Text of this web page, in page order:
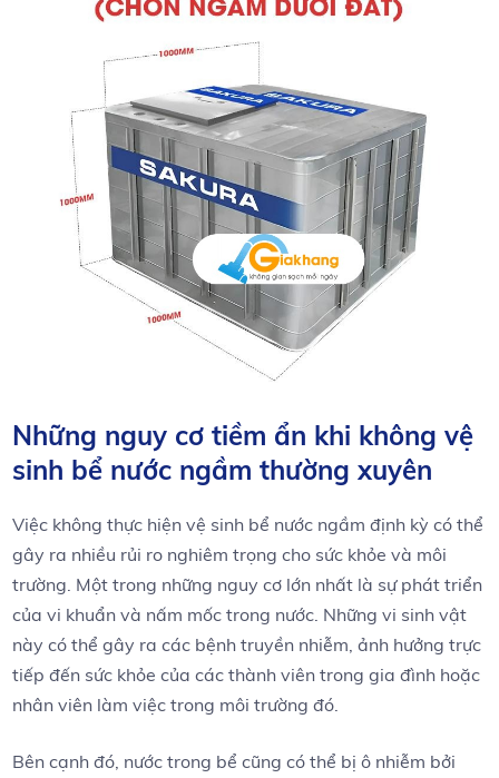
Những nguy cơ tiềm ẩn khi không vệ
sinh bể nước ngầm thường xuyên
Việc không thực hiện vệ sinh bể nước ⁢ngầm định kỳ có thể
gây ra nhiều⁢ rủi ro nghiêm trọng cho sức khỏe‍ và ⁢môi
⁤trường. Một trong những nguy cơ lớn nhất là⁢ sự phát triển
của vi khuẩn và nấm mốc trong​ nước. ​Những⁤ vi sinh vật
này có thể gây ra các bệnh truyền nhiễm, ảnh hưởng trực
tiếp đến sức⁤ khỏe của các thành viên ⁣trong‍ gia ‍đình hoặc
nhân viên làm việc trong môi trường đó.
Bên cạnh đó,‍ nước trong bể cũng có thể bị ô nhiễm bởi